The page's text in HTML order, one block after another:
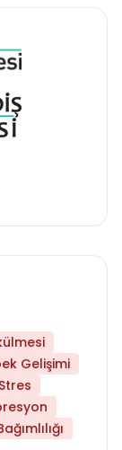
Gelişimi
Stres